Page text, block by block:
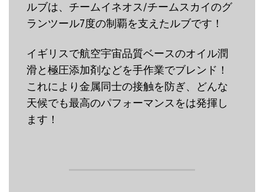
ルブは、チームイネオス/チームスカイのグ
ランツール7度の制覇を支えたルブです！
イギリスで航空宇宙品質ベースのオイル潤
滑と極圧添加剤などを手作業でブレンド！
これにより金属同士の接触を防ぎ、どんな
天候でも最高のパフォーマンスをは発揮し
ます！